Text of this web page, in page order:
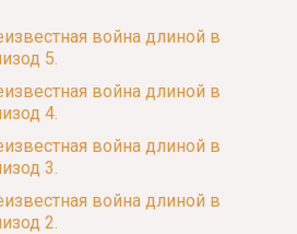
война длиной в
5.
война длиной в
4.
война длиной в
3.
война длиной в
2.